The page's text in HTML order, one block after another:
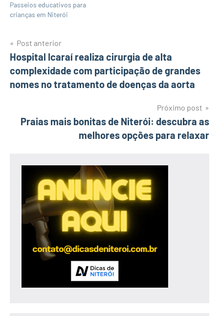
Passeios educativos para
crianças em Niterói
Navegação
de
Post
Post anterior
Hospital Icaraí realiza cirurgia de alta
complexidade com participação de grandes
nomes no tratamento de doenças da aorta
Próximo post
Praias mais bonitas de Niterói: descubra as
melhores opções para relaxar